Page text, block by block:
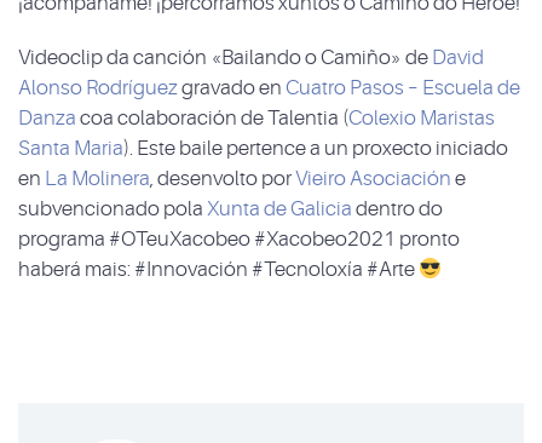
Videoclip da canción «Bailando o Camiño» de David
Alonso Rodríguezgravado en Cuatro Pasos – Escuela de
Danza coa colaboración de Talentia (Colexio Maristas
Santa Maria). Este baile pertence a un proxecto iniciado
en La Molinera, desenvolto porVieiro Asociación e
subvencionado pola Xunta de Galicia dentro do
programa #OTeuXacobeo #Xacobeo2021 pronto
haberá mais: #Innovación #Tecnoloxía #Arte